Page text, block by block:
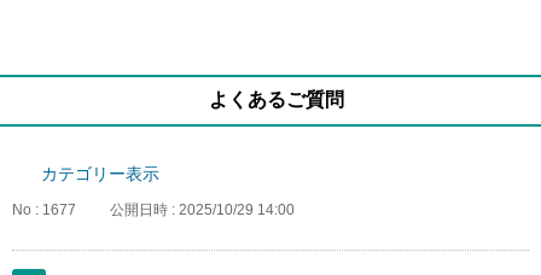
よくあるご質問
カテゴリー表示
No : 1677 公開日時 : 2025/10/29 14:00